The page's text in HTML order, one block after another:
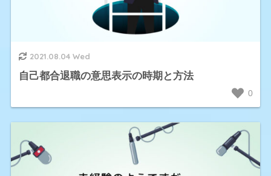
2021.08.04 Wed
自己都合退職の意思表示の時期と方法
0